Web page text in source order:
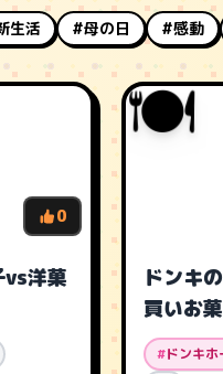
生活 #母の日 #感動
0
vs洋菓
🍽️
ドンキ
買いお
#ドンキホ